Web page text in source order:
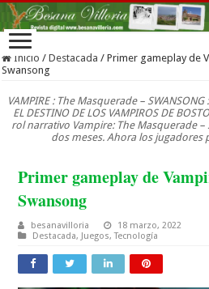
Inicio / Destacada / Primer gameplay de
Swansong
VAMPIRE : The Masquerade – SWANSONG
EL DESTINO DE LOS VAMPIROS DE
rol narrativo Vampire: The Masquerade
dos meses. Ahora los jugadores
Primer gameplay de
Swansong
besanavilloria
18 marzo, 2022
Destacada, Juegos,Tecnología